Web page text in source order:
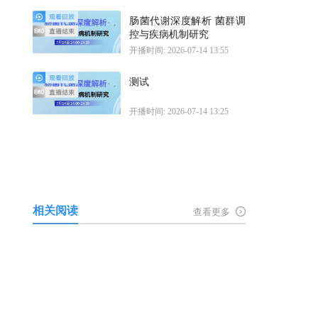
肠菌代谢深度解析 菌群调
控与疾病机制研究
开播时间: 2026-07-14 13:55
测试
开播时间: 2026-07-14 13:25
相关阅读 查看更多